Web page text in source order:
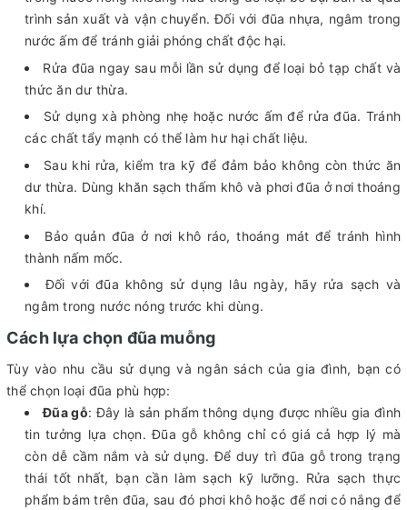
trình sản xuất và vận chuyển. Đối với đũa nhựa, ngâm trong
nước ấm để tránh giải phóng chất độc hại.
Rửa đũa ngay sau mỗi lần sử dụng để loại bỏ tạp chất và
thức ăn dư thừa.
Sử dụng xà phòng nhẹ hoặc nước ấm để rửa đũa. Tránh
các chất tẩy mạnh có thể làm hư hại chất liệu.
Sau khi rửa, kiểm tra kỹ để đảm bảo không còn thức ăn
dư thừa. Dùng khăn sạch thấm khô và phơi đũa ở nơi thoáng
khí.
Bảo quản đũa ở nơi khô ráo, thoáng mát để tránh hình
thành nấm mốc.
Đối với đũa không sử dụng lâu ngày, hãy rửa sạch và
ngâm trong nước nóng trước khi dùng.
Cách lựa chọn đũa muỗng​
Tùy vào nhu cầu sử dụng và ngân sách của gia đình, bạn có
thể chọn loại đũa phù hợp:
Đũa gỗ: Đây là sản phẩm thông dụng được nhiều gia đình
tin tưởng lựa chọn. Đũa gỗ không chỉ có giá cả hợp lý mà
còn dễ cầm nắm và sử dụng. Để duy trì đũa gỗ trong trạng
thái tốt nhất, bạn cần làm sạch kỹ lưỡng. Rửa sạch thực
phẩm bám trên đũa, sau đó phơi khô hoặc để nơi có nắng để